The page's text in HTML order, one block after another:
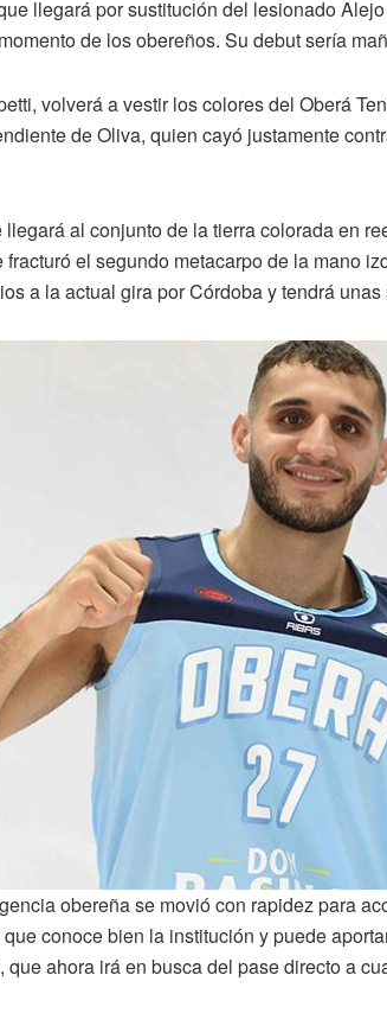
llegará por sustitución del lesionado
de los obereños. Su debut sería
volverá a vestir los colores del Oberá
de Oliva, quien cayó justamente
al conjunto de la tierra colorada en
el segundo metacarpo de la mano
a la actual gira por Córdoba y tendrá
obereña se movió con rapidez para
que conoce bien la institución y puede
que ahora irá en busca del pase directo a